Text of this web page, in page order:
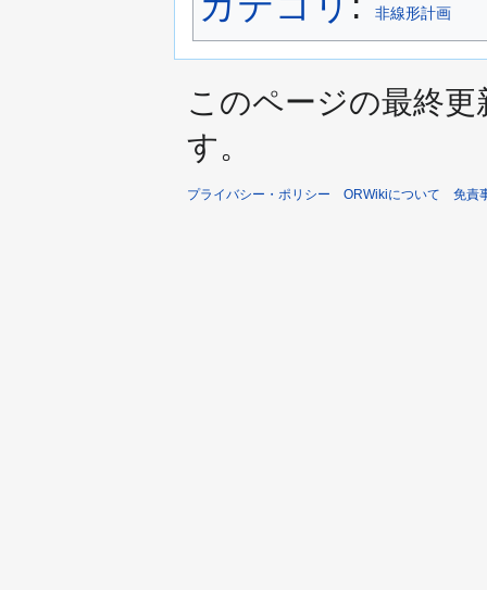
非線形計画
このページの最終
す。
プライバシー・ポリシー ORWikiについて 免責